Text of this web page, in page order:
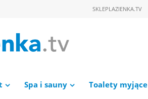
SKLEPLAZIENKA.TV
Spa i sauny Toalety myjące